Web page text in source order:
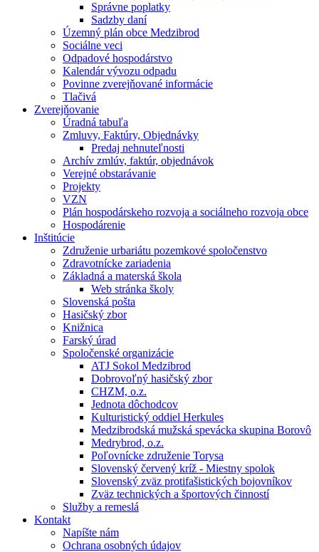
Správne poplatky
Sadzby daní
Územný plán obce Medzibrod
Sociálne veci
Odpadové hospodárstvo
Kalendár vývozu odpadu
Povinne zverejňované informácie
Tlačivá
Zverejňovanie
Úradná tabuľa
Zmluvy, Faktúry, Objednávky
Predaj nehnuteľnosti
Archív zmlúv, faktúr, objednávok
Verejné obstarávanie
Projekty
VZN
Plán hospodárskeho rozvoja a sociálneho rozvoja obce
Hospodárenie
Inštitúcie
Združenie urbariátu pozemkové spoločenstvo
Zdravotnícke zariadenia
Základná a materská škola
Web stránka školy
Slovenská pošta
Hasičský zbor
Knižnica
Farský úrad
Spoločenské organizácie
ATJ Sokol Medzibrod
Dobrovoľný hasičský zbor
CHZM, o.z.
Jednota dôchodcov
Kulturistický oddiel Herkules
Medzibrodská mužská spevácka skupina Borovô
Medrybrod, o.z.
Poľovnícke združenie Torysa
Slovenský červený kríž - Miestny spolok
Slovenský zväz protifašistických bojovníkov
Zväz technických a športových činností
Služby a remeslá
Kontakt
Napíšte nám
Ochrana osobných údajov